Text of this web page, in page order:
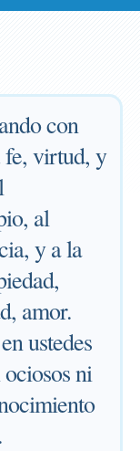
con
fe, virtud, y
al
y a la
amor.
ustedes
ni